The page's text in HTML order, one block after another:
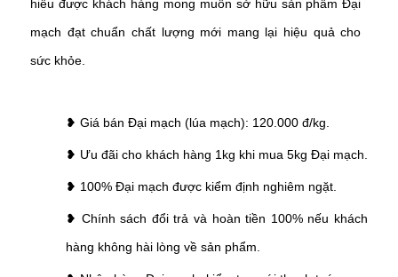
hiểu được khách hàng mong muốn sở hữu sản phẩm Đại
mạch đạt chuẩn chất lượng mới mang lại hiệu quả cho
sức khỏe.
❥ Giá bán Đại mạch (lúa mạch): 120.000 đ/kg.
❥ Ưu đãi cho khách hàng 1kg khi mua 5kg Đại mạch.
❥ 100% Đại mạch được kiểm định nghiêm ngặt.
❥ Chính sách đổi trả và hoàn tiền 100% nếu khách
hàng không hài lòng về sản phẩm.